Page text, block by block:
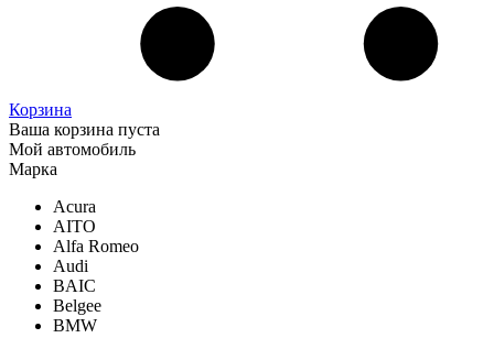
Корзина
Ваша корзина пуста
Мой автомобиль
Марка
Acura
AITO
Alfa Romeo
Audi
BAIC
Belgee
BMW